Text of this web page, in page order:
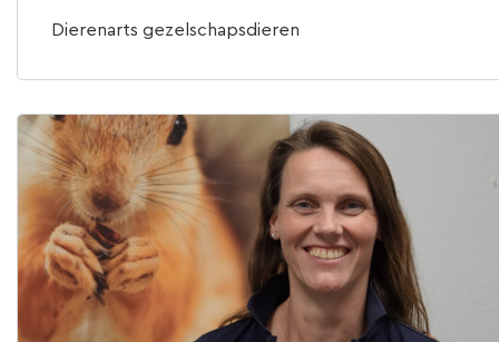
Dierenarts gezelschapsdieren